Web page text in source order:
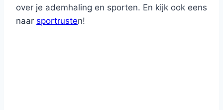
over je ademhaling en sporten. En kijk ook eens
naar sportrusten!